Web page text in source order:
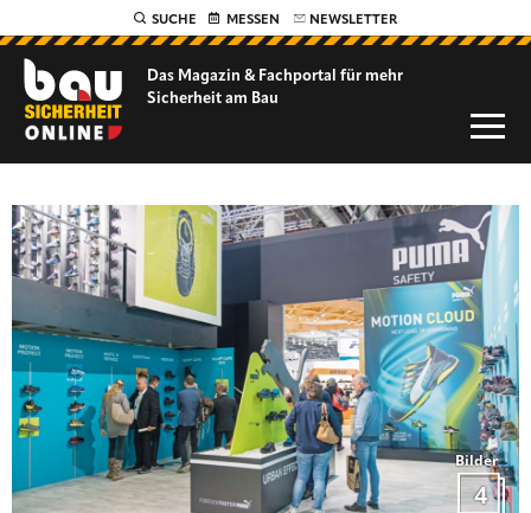
SUCHE MESSEN NEWSLETTER
Das Magazin & Fachportal für mehr
Sicherheit am Bau
Bilder
4